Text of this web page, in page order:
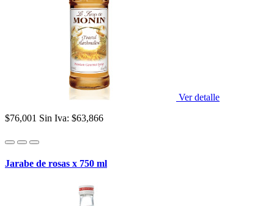
Ver detalle
$76,001 Sin Iva: $63,866
Jarabe de rosas x 750 ml